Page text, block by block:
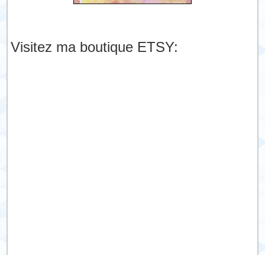
Visitez ma boutique ETSY: